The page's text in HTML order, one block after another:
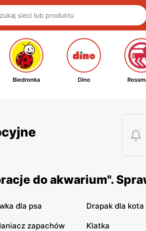
Biedronka Dino
do akwarium".
dla psa Drapak dla kota
zapachów Klatka